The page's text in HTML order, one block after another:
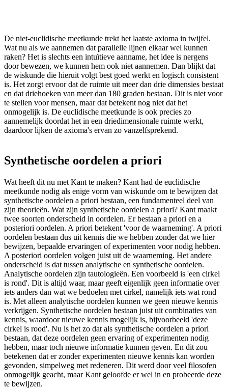
De niet-euclidische meetkunde trekt het laatste axioma in twijfel.
Wat nu als we aannemen dat parallelle lijnen elkaar wel kunnen
raken? Het is slechts een intuïtieve aanname, het idee is nergens
door bewezen, we kunnen hem ook niet aannemen. Dan blijkt dat
de wiskunde die hieruit volgt best goed werkt en logisch consistent
is. Het zorgt ervoor dat de ruimte uit meer dan drie dimensies bestaat
en dat driehoeken van meer dan 180 graden bestaan. Dit is niet voor
te stellen voor mensen, maar dat betekent nog niet dat het
onmogelijk is. De euclidische meetkunde is ook precies zo
aannemelijk doordat het in een driedimensionale ruimte werkt,
daardoor lijken de axioma's ervan zo vanzelfsprekend.
Synthetische oordelen a priori
Wat heeft dit nu met Kant te maken? Kant had de euclidische
meetkunde nodig als enige vorm van wiskunde om te bewijzen dat
synthetische oordelen a priori bestaan, een fundamenteel deel van
zijn theorieën. Wat zijn synthetische oordelen a priori? Kant maakt
twee soorten onderscheid in oordelen. Er bestaan a priori en a
posteriori oordelen. A priori betekent 'voor de waarneming'. A priori
oordelen bestaan dus uit kennis die we hebben zonder dat we hier
bewijzen, bepaalde ervaringen of experimenten voor nodig hebben.
A posteriori oordelen volgen juist uit de waarneming. Het andere
onderscheid is dat tussen analytische en synthetische oordelen.
Analytische oordelen zijn tautologieën. Een voorbeeld is 'een cirkel
is rond'. Dit is altijd waar, maar geeft eigenlijk geen informatie over
iets anders dan wat we bedoelen met cirkel, namelijk iets wat rond
is. Met alleen analytische oordelen kunnen we geen nieuwe kennis
verkrijgen. Synthetische oordelen bestaan juist uit combinaties van
kennis, waardoor nieuwe kennis mogelijk is, bijvoorbeeld 'deze
cirkel is rood'. Nu is het zo dat als synthetische oordelen a priori
bestaan, dat deze oordelen geen ervaring of experimenten nodig
hebben, maar toch nieuwe informatie kunnen geven. En dit zou
betekenen dat er zonder experimenten nieuwe kennis kan worden
gevonden, simpelweg met redeneren. Dit werd door veel filosofen
onmogelijk geacht, maar Kant geloofde er wel in en probeerde deze
te bewijzen.